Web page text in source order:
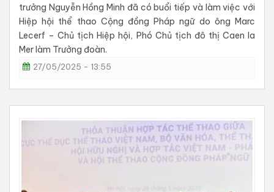
trưởng Nguyễn Hồng Minh đã có buổi tiếp và làm việc với
Hiệp hội thể thao Cộng đồng Pháp ngữ do ông Marc
Lecerf – Chủ tịch Hiệp hội, Phó Chủ tịch đô thị Caen la
Mer làm Trưởng đoàn.
27/05/2025 - 13:55